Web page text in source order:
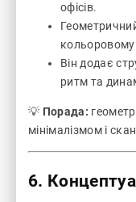
офісів.
кольоровому
Він додає
ритм та
💡 Порада:
мінімалізмом і
6.